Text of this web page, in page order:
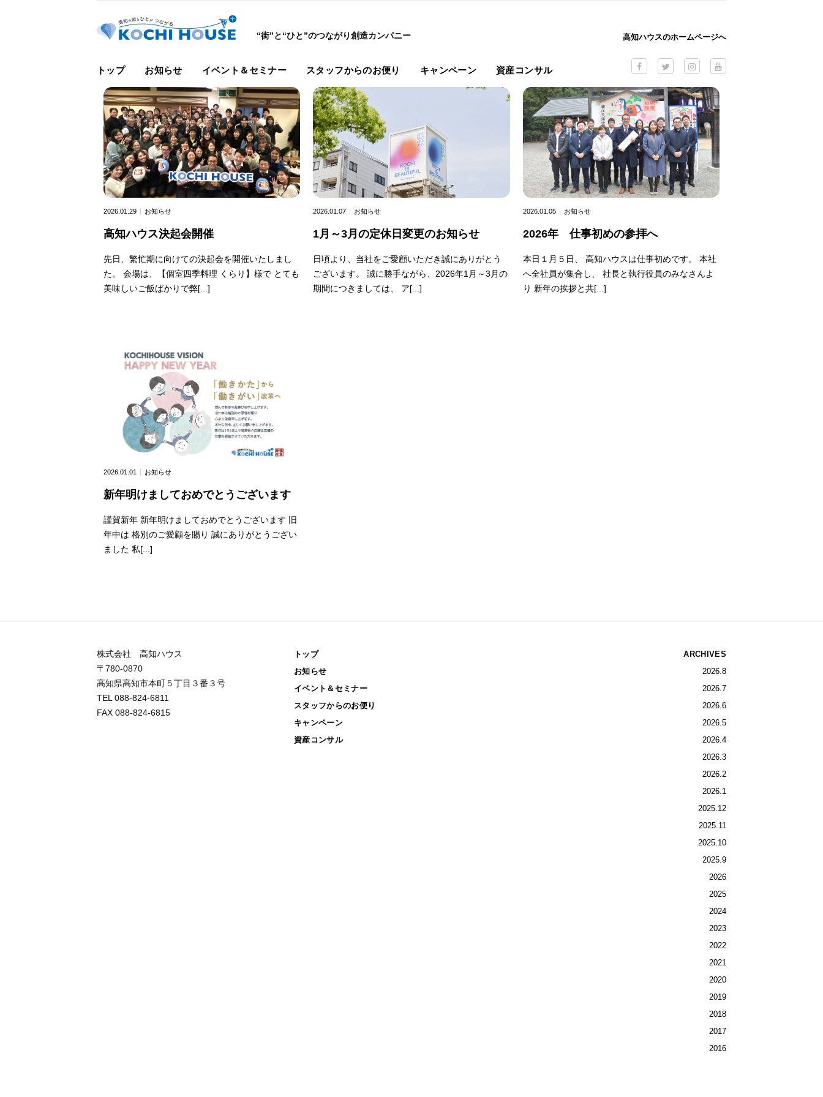
“街”と“ひと”のつながり創造カンパニー
トップ お知らせ イベント＆セミナー スタッフからのお便り キャンペーン 資産コンサル
高知ハウスのホームページへ
2026.01.29 お知らせ
高知ハウス決起会開催
先日、繁忙期に向けての決起会を開催いたしまし
た。 会場は、【個室四季料理 くらり】様で とても
美味しいご飯ばかりで弊[...]
2026.01.07 お知らせ
1月～3月の定休日変更のお知らせ
日頃より、当社をご愛顧いただき誠にありがとう
ございます。 誠に勝手ながら、2026年1月～3月の
期間につきましては、 ア[...]
2026.01.05 お知らせ
2026年 仕事初めの参拝へ
本日１月５日、 高知ハウスは仕事初めです。 本社
へ全社員が集合し、 社長と執行役員のみなさんよ
り 新年の挨拶と共[...]
2026.01.01 お知らせ
新年明けましておめでとうございます
謹賀新年 新年明けましておめでとうございます 旧
年中は 格別のご愛顧を賜り 誠にありがとうござい
ました 私[...]
株式会社 高知ハウス
〒780-0870
高知県高知市本町５丁目３番３号
TEL 088-824-6811
FAX 088-824-6815
トップ
お知らせ
イベント＆セミナー
スタッフからのお便り
キャンペーン
資産コンサル
ARCHIVES
2026.8
2026.7
2026.6
2026.5
2026.4
2026.3
2026.2
2026.1
2025.12
2025.11
2025.10
2025.9
2026
2025
2024
2023
2022
2021
2020
2019
2018
2017
2016